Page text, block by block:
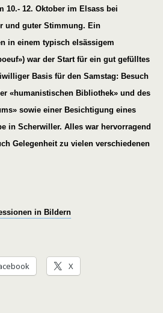
10.- 12. Oktober im Elsass bei
und guter Stimmung. Ein
in einem typisch elsässigem
war der Start für ein gut gefülltes
Basis für den Samstag: Besuch
«humanistischen Bibliothek» und des
sowie einer Besichtigung eines
in Scherwiller. Alles war hervorragend
Gelegenheit zu vielen verschiedenen
in Bildern
X